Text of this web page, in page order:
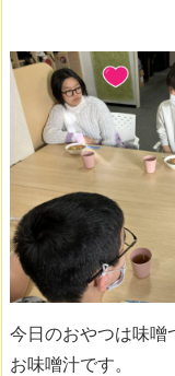
今日のおやつは味噌
お味噌汁です。